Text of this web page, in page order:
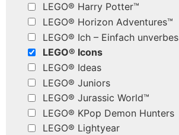
LEGO® Harry Potter™
LEGO® Horizon Adventures™
LEGO® Ich – Einfach
LEGO® Icons
LEGO® Ideas
LEGO® Juniors
LEGO® Jurassic World™
LEGO® KPop Demon Hunters
LEGO® Lightyear